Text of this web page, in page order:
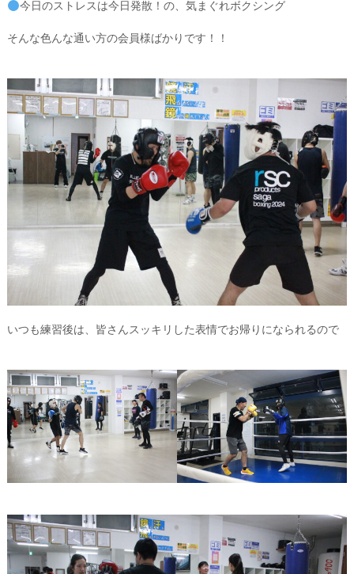
今日のストレスは今日発散！の、気まぐれボクシング
そんな色んな通い方の会員様ばかりです！！
いつも練習後は、皆さんスッキリした表情でお帰りになられるので